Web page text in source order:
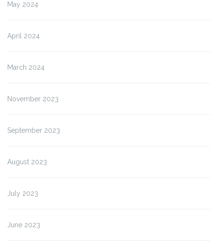
May 2024
April 2024
March 2024
November 2023
September 2023
August 2023
July 2023
June 2023